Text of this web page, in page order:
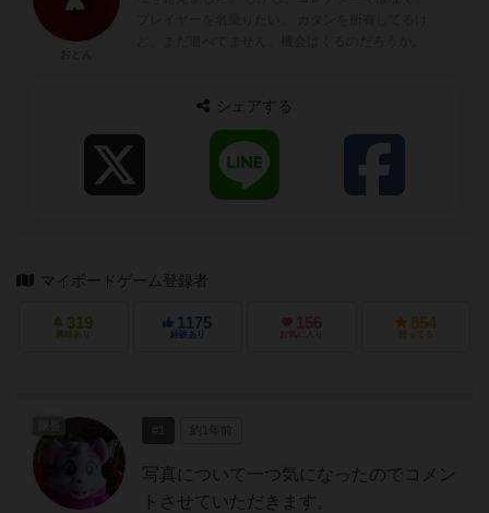
シェアする
マイボードゲーム登録者
319
興味あり
1175
経験あり
156
お気に入り
854
持ってる
写真について一つ気になったのでコメン
トさせていただきます。